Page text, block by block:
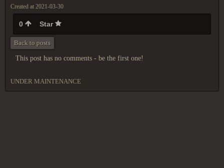
Created at 2021-03-30
0 Star
Back to posts
This post has no comments - be the first one!
UNDER MAINTENANCE